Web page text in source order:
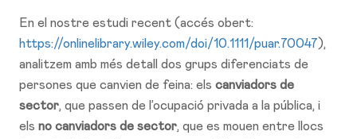
En el nostre estudi recent (accés obert:
https://onlinelibrary.wiley.com/doi/10.1111/puar.70047 ),
analitzem amb més detall dos grups diferenciats de
persones que canvien de feina: els canviadors de
sector, que passen de l’ocupació privada a la pública, i
els no canviadors de sector, que es mouen entre llocs